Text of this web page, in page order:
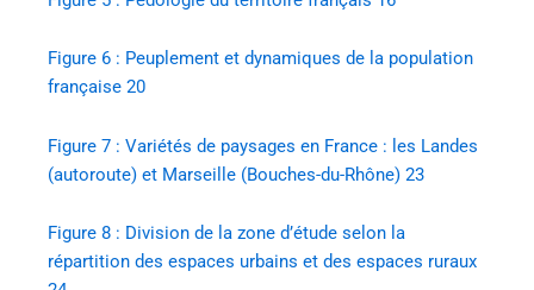
Figure 6 : Peuplement et dynamiques de la population
française 20
Figure 7 : Variétés de paysages en France : les Landes
(autoroute) et Marseille (Bouches-du-Rhône) 23
Figure 8 : Division de la zone d’étude selon la
répartition des espaces urbains et des espaces ruraux